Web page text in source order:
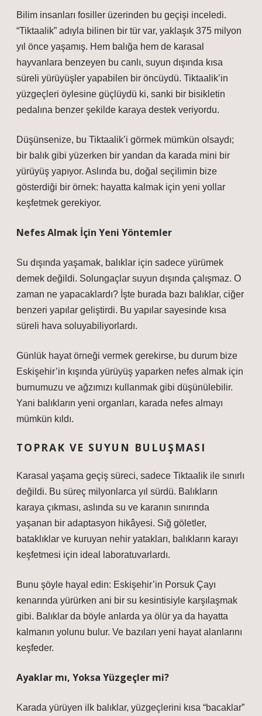
Bilim insanları fosiller üzerinden bu geçişi inceledi.
“Tiktaalik” adıyla bilinen bir tür var, yaklaşık 375 milyon
yıl önce yaşamış. Hem balığa hem de karasal
hayvanlara benzeyen bu canlı, suyun dışında kısa
süreli yürüyüşler yapabilen bir öncüydü. Tiktaalik’in
yüzgeçleri öylesine güçlüydü ki, sanki bir bisikletin
pedalına benzer şekilde karaya destek veriyordu.
Düşünsenize, bu Tiktaalik’i görmek mümkün olsaydı;
bir balık gibi yüzerken bir yandan da karada mini bir
yürüyüş yapıyor. Aslında bu, doğal seçilimin bize
gösterdiği bir örnek: hayatta kalmak için yeni yollar
keşfetmek gerekiyor.
Nefes Almak İçin Yeni Yöntemler
Su dışında yaşamak, balıklar için sadece yürümek
demek değildi. Solungaçlar suyun dışında çalışmaz. O
zaman ne yapacaklardı? İşte burada bazı balıklar, ciğer
benzeri yapılar geliştirdi. Bu yapılar sayesinde kısa
süreli hava soluyabiliyorlardı.
Günlük hayat örneği vermek gerekirse, bu durum bize
Eskişehir’in kışında yürüyüş yaparken nefes almak için
burnumuzu ve ağzımızı kullanmak gibi düşünülebilir.
Yani balıkların yeni organları, karada nefes almayı
mümkün kıldı.
TOPRAK VE SUYUN BULUŞMASI
Karasal yaşama geçiş süreci, sadece Tiktaalik ile sınırlı
değildi. Bu süreç milyonlarca yıl sürdü. Balıkların
karaya çıkması, aslında su ve karanın sınırında
yaşanan bir adaptasyon hikâyesi. Sığ göletler,
bataklıklar ve kuruyan nehir yatakları, balıkların karayı
keşfetmesi için ideal laboratuvarlardı.
Bunu şöyle hayal edin: Eskişehir’in Porsuk Çayı
kenarında yürürken ani bir su kesintisiyle karşılaşmak
gibi. Balıklar da böyle anlarda ya ölür ya da hayatta
kalmanın yolunu bulur. Ve bazıları yeni hayat alanlarını
keşfeder.
Ayaklar mı, Yoksa Yüzgeçler mi?
Karada yürüyen ilk balıklar, yüzgeçlerini kısa “bacaklar”